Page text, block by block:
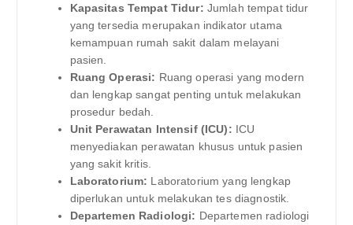
Kapasitas Tempat Tidur: Jumlah tempat tidur
yang tersedia merupakan indikator utama
kemampuan rumah sakit dalam melayani
pasien.
Ruang Operasi: Ruang operasi yang modern
dan lengkap sangat penting untuk melakukan
prosedur bedah.
Unit Perawatan Intensif (ICU): ICU
menyediakan perawatan khusus untuk pasien
yang sakit kritis.
Laboratorium: Laboratorium yang lengkap
diperlukan untuk melakukan tes diagnostik.
Departemen Radiologi: Departemen radiologi